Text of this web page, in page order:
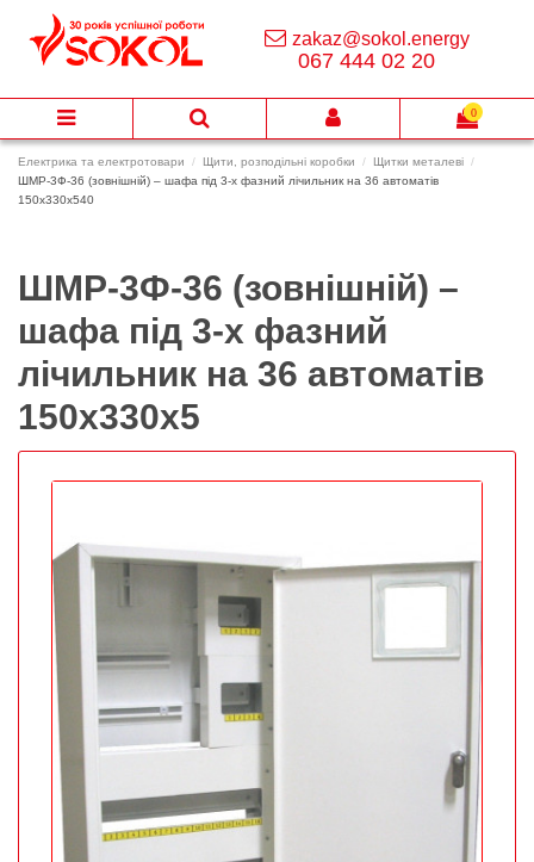
Електрика та електротовари Щити, розподільні коробки
Щитки металеві
ШМР-3Ф-36 (зовнішній) – шафа під 3-х фазний лічильник на 36 автоматів
150х330х540
ШМР-3Ф-36 (зовнішній) –
шафа під 3-х фазний
лічильник на 36 автоматів
150х330х5
zakaz@sokol.energy
067 444 02 20
0